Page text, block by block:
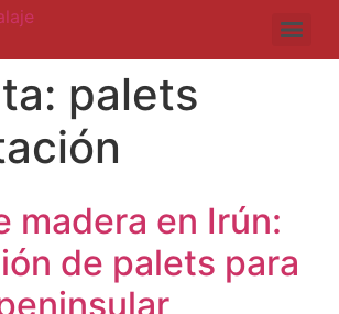
palets
madera en Irún:
de palets para